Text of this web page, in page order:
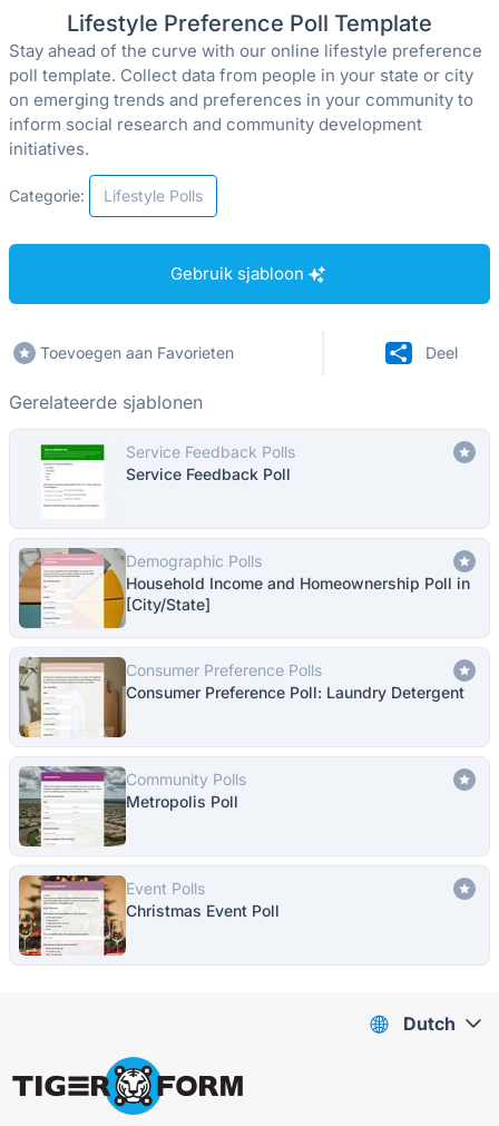
Lifestyle Preference Poll Template
Stay ahead of the curve with our online lifestyle preference
poll template. Collect data from people in your state or city
on emerging trends and preferences in your community to
inform social research and community development
initiatives.
Categorie: Lifestyle Polls
Gebruik sjabloon
Toevoegen aan Favorieten Deel
Gerelateerde sjablonen
Service Feedback Polls
Service Feedback Poll
Demographic Polls
Household Income and Homeownership Poll in
[City/State]
Consumer Preference Polls
Consumer Preference Poll: Laundry Detergent
Community Polls
Metropolis Poll
Event Polls
Christmas Event Poll
Dutch